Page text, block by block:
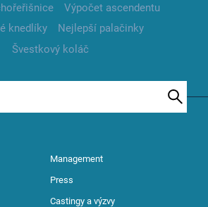
Výpočet ascendentu
knedlíky
Nejlepší palačinky
Švestkový koláč
Management
Press
Castingy a výzvy